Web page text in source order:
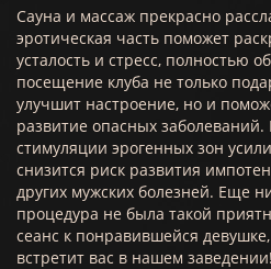
Сауна и массаж прекрасно
эротическая часть поможет
усталость и стресс, полностью
посещение клуба не только
улучшит настроение, но и
развитие опасных
стимуляции эрогенных зон
снизится риск развития
других мужских болезней. Еще
процедура не была такой
сеанс к понравившейся
встретит вас в нашем заведении!